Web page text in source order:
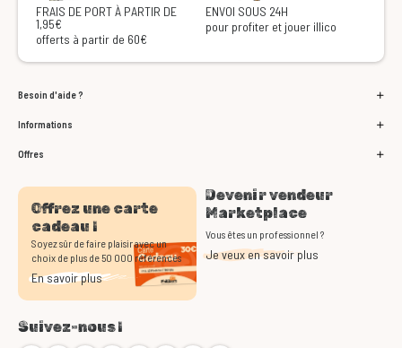
FRAIS DE PORT À PARTIR DE
1,95€
offerts à partir de 60€
ENVOI SOUS 24H
pour profiter et jouer illico
Besoin d'aide ?
Informations
Offres
Offrez une carte
cadeau !
Soyez sûr de faire plaisir avec un
choix de plus de 50 000 références
En savoir plus
Devenir vendeur
Marketplace
Vous êtes un professionnel ?
Je veux en savoir plus
Suivez-nous !